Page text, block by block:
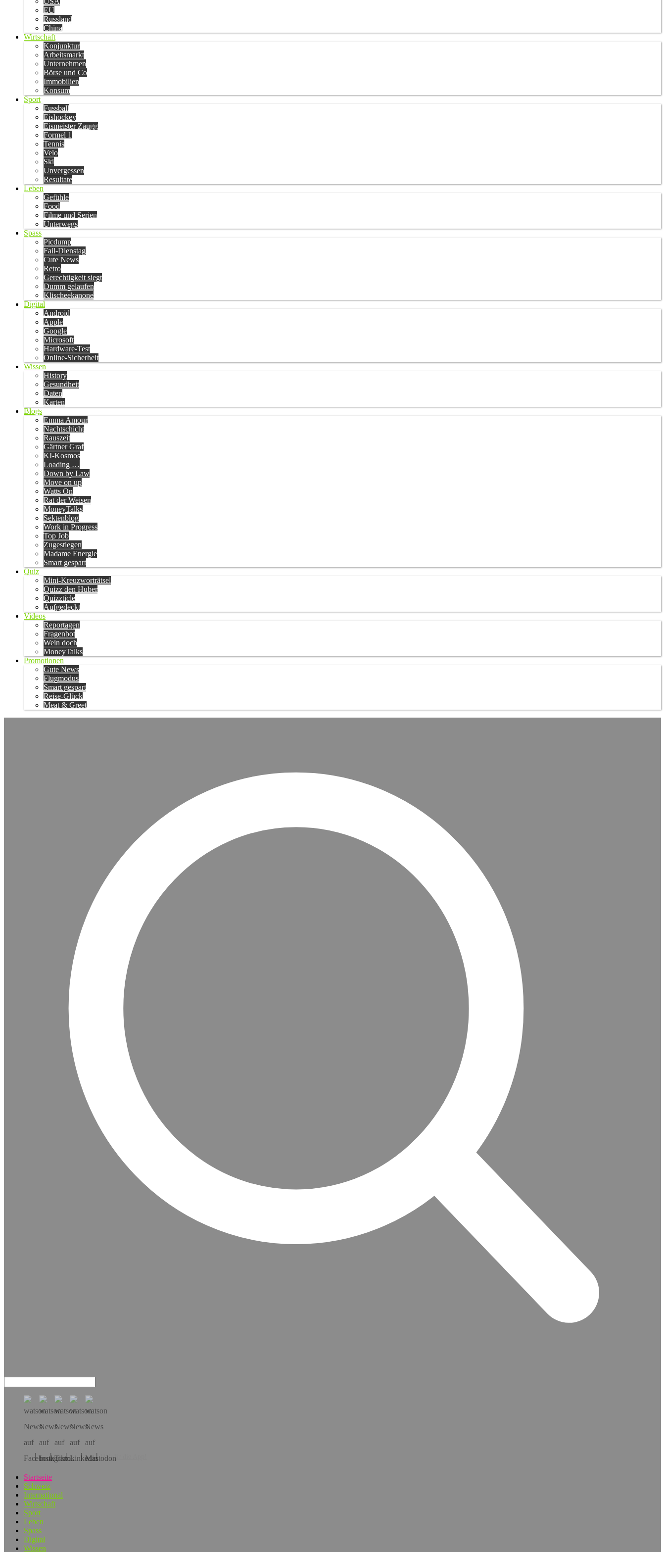
EU
Russland
China
Wirtschaft
Konjunktur
Arbeitsmarkt
Unternehmen
Börse und Co
Immobilien
Konsum
Sport
Fussball
Eishockey
Eismeister Zaugg
Formel 1
Tennis
Velo
Ski
Unvergessen
Resultate
Leben
Gefühle
Food
Filme und Serien
Unterwegs
Spass
Picdump
Fail-Dienstag
Cute News
Retro
Gerechtigkeit siegt
Dumm gelaufen
Klischeekanone
Digital
Android
Apple
Google
Microsoft
Hardware-Test
Online-Sicherheit
Wissen
History
Gesundheit
Daten
Karten
Blogs
Emma Amour
Nachtschicht
Rauszeit
Gärtner Graf
KI-Kosmos
Loading …
Down by Law
Move on up
Watts On
Rat der Weisen
MoneyTalks
Sektenblog
Work in Progress
Top Job
Zugestiegen
Madame Energie
Smart gespart
Quiz
Mini-Kreuzworträtsel
Quizz den Huber
Quizzticle
Aufgedeckt
Videos
Reportagen
Fragenbot
Wein doch
MoneyTalks
Promotionen
Gute News
Flugmodus
Smart gespart
Reise-Glück
Meat & Greet
Hol dir die App!
Startseite
Schweiz
International
Wirtschaft
Sport
Leben
Spass
Digital
Wissen